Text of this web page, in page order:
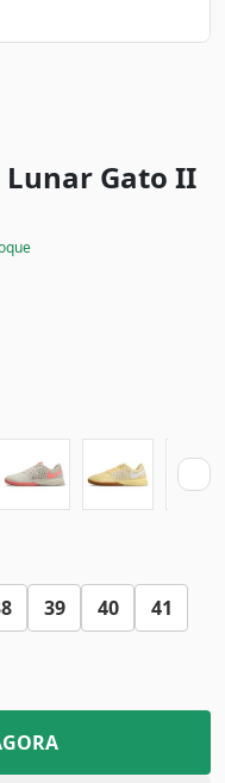
Lunar Gato II
39 40
41